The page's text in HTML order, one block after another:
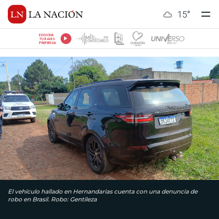
15°
ESCUCHÁ
TU RADIO
PREFERIDA
El vehículo hallado en Hernandarias cuenta con una denuncia de
robo en Brasil. Robo: Gentileza